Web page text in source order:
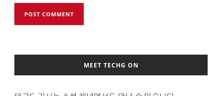
MEET TECHG ON